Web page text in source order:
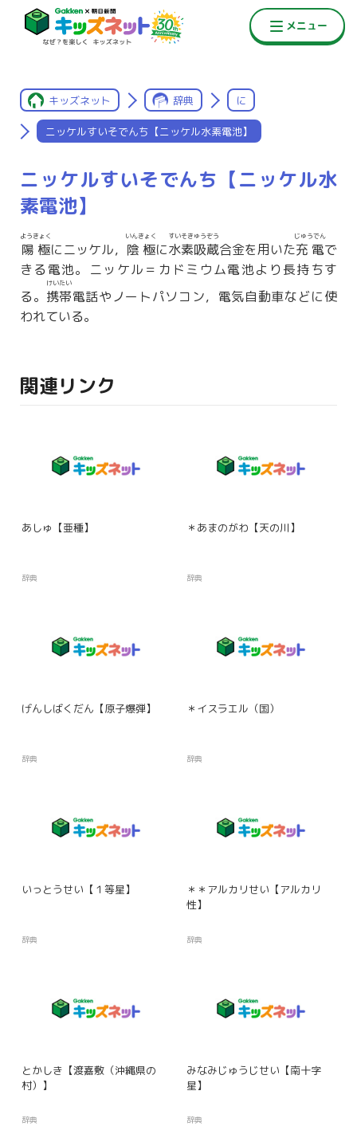
キッズネット 辞典 に
ニッケルすいそでんち【ニッケル水素電池】
ニッケルすいそでんち【ニッケル水
素電池】
陽極
ようきょく
にニッケル， 陰極
いんきょく
に水素吸蔵
すいそきゅうぞう
合金を用いた充電
じゅうでん
で
きる電池。ニッケル＝カドミウム電池より長持ちす
る。 携帯
けいたい
電話やノートパソコン，電気自動車などに使
われている。
関連リンク
あしゅ【亜種】
辞典
＊あまのがわ【天の川】
辞典
げんしばくだん【原子爆弾】
辞典
＊イスラエル（国）
辞典
いっとうせい【１等星】
辞典
＊＊アルカリせい【アルカリ
性】
辞典
とかしき【渡嘉敷（沖縄県の
村）】
辞典
みなみじゅうじせい【南十字
星】
辞典